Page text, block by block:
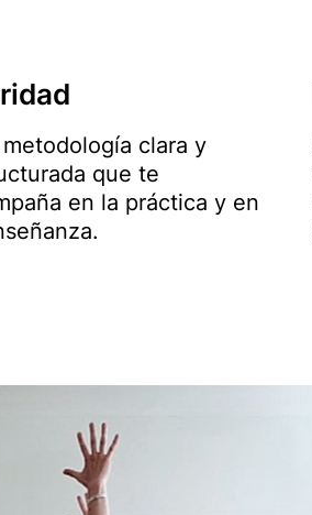
clara y
que te
en la práctica y en